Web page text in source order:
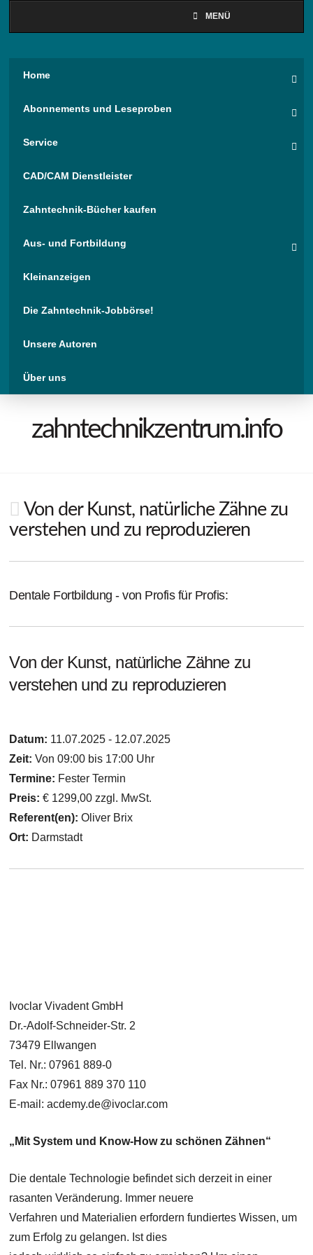
MENÜ
Home
Abonnements und Leseproben
Service
CAD/CAM Dienstleister
Zahntechnik-Bücher kaufen
Aus- und Fortbildung
Kleinanzeigen
Die Zahntechnik-Jobbörse!
Unsere Autoren
Über uns
zahntechnikzentrum.info
Von der Kunst, natürliche Zähne zu
verstehen und zu reproduzieren
Dentale Fortbildung - von Profis für Profis:
Von der Kunst, natürliche Zähne zu
verstehen und zu reproduzieren
Datum: 11.07.2025 - 12.07.2025
Zeit: Von 09:00 bis 17:00 Uhr
Termine: Fester Termin
Preis: € 1299,00 zzgl. MwSt.
Referent(en):Oliver Brix
Ort: Darmstadt
Ivoclar Vivadent GmbH
Dr.-Adolf-Schneider-Str. 2
73479 Ellwangen
Tel. Nr.: 07961 889-0
Fax Nr.: 07961 889 370 110
E-mail: acdemy.de@ivoclar.com
„Mit System und Know-How zu schönen Zähnen“
Die dentale Technologie befindet sich derzeit in einer
rasanten Veränderung. Immer neuere
Verfahren und Materialien erfordern fundiertes Wissen, um
zum Erfolg zu gelangen. Ist dies